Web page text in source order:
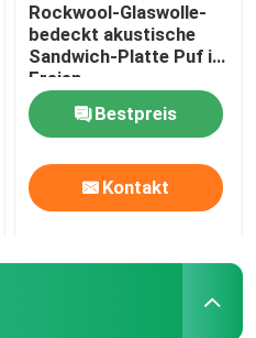
Rockwool-Glaswolle-
bedeckt akustische
Sandwich-Platte Puf im
Freien
Bestpreis
Kontakt